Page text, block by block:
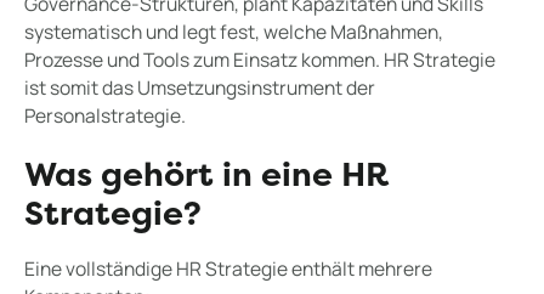
systematisch und legt fest, welche Maßnahmen,
Prozesse und Tools zum Einsatz kommen. HR Strategie
ist somit das Umsetzungsinstrument der
Personalstrategie.
Was gehört in eine HR
Strategie?
Eine vollständige HR Strategie enthält mehrere